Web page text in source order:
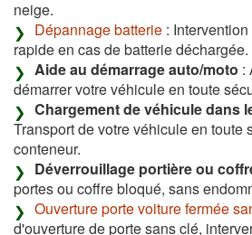
neige.
Dépannage batterie :
rapide en cas de batterie déchargée.
Aide au démarrage auto/moto :
démarrer votre véhicule en toute
Chargement de véhicule dans
Transport de votre véhicule en toute
conteneur.
Déverrouillage portière ou
portes ou coffre bloqué, sans
Ouverture porte voiture fermée
d'ouverture de porte sans clé,